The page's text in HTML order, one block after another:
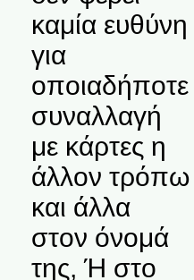
καμία ευθύνη
για
οποιαδήποτε
συναλλαγή
με κάρτες η
άλλον τρόπω
και άλλα
στον όνομά
της, Ή στο